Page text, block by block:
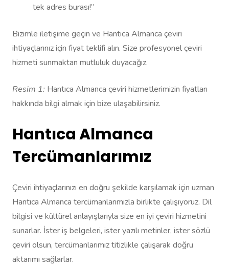
tek adres burası!”
Bizimle iletişime geçin ve Hantıca Almanca çeviri
ihtiyaçlarınız için fiyat teklifi alın. Size profesyonel çeviri
hizmeti sunmaktan mutluluk duyacağız.
Resim 1: Hantıca Almanca çeviri hizmetlerimizin fiyatları
hakkında bilgi almak için bize ulaşabilirsiniz.
Hantıca Almanca
Tercümanlarımız
Çeviri ihtiyaçlarınızı en doğru şekilde karşılamak için uzman
Hantıca Almanca tercümanlarımızla birlikte çalışıyoruz. Dil
bilgisi ve kültürel anlayışlarıyla size en iyi çeviri hizmetini
sunarlar. İster iş belgeleri, ister yazılı metinler, ister sözlü
çeviri olsun, tercümanlarımız titizlikle çalışarak doğru
aktarımı sağlarlar.